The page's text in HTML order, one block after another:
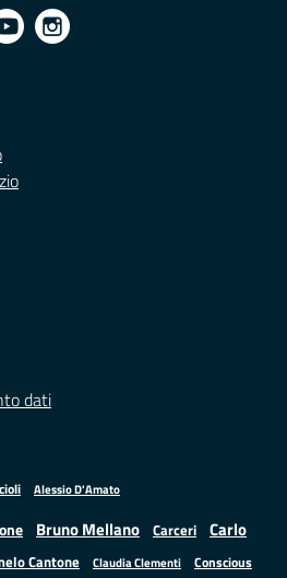
dati
Alessio D'Amato
Bruno Mellano Carceri
Carlo
Cantone Claudia Clementi Conscious